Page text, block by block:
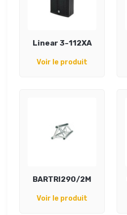
Linear 3-112XA
Voir le produit
BARTRI290/2M
Voir le produit